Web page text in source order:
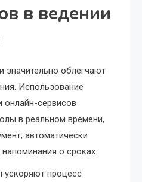
в ведении
значительно облегчают
Использование
онлайн-сервисов
в реальном времени,
автоматически
о сроках.
ускоряют процесс